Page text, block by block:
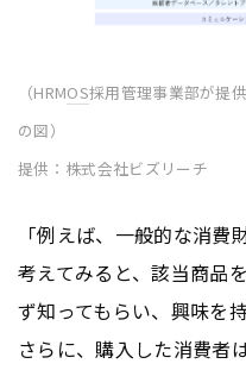
（HRMOS採用管理事業部が提
の図）
提供：株式会社ビズリーチ
「例えば、一般的な消費
考えてみると、該当商品
ず知ってもらい、興味を
さらに、購入した消費者